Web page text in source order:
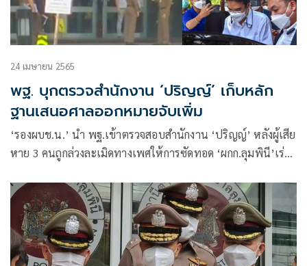
24 เมษายน 2565
พฐ. บุกตรวจสำนักงาน ‘ปริญญ์’ เก็บหลัก
ฐานเสนอศาลออกหมายจับเพิ่ม
‘รองผบช.น.’ นำ พฐ.เข้าตรวจสอบสำนักงาน ‘ปริญญ์’ หลังผู้เสีย
หาย 3 คนถูกล่วงละเมิดทางเพศให้การซัดทอด ‘ผกก.ลุมพินี’เร่ง